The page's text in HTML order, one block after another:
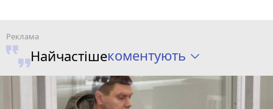
Найчастішекоментують